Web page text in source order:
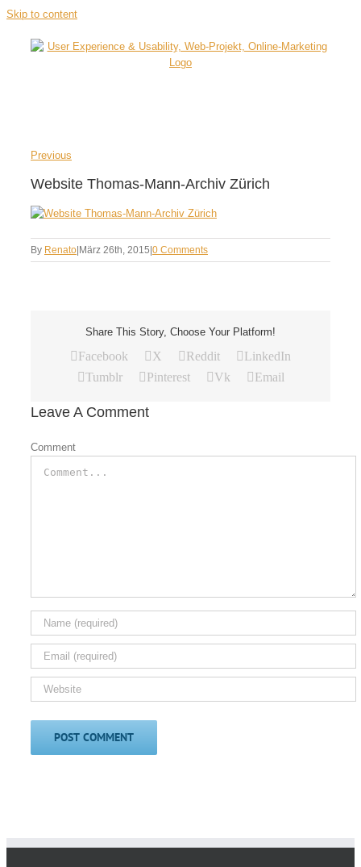
Skip to content
Previous
Website Thomas-Mann-Archiv Zürich
By Renato März 26th, 2015 0 Comments
Share This Story, Choose Your Platform!
Facebook X Reddit
LinkedIn
Tumblr
Pinterest Vk Email
Leave A Comment
Comment